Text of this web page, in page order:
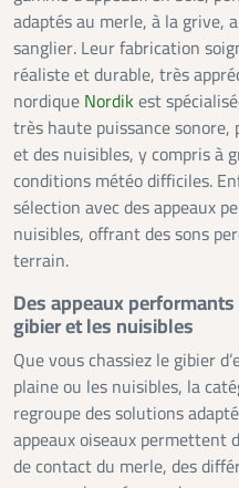
adaptés au merle, à la grive,
sanglier. Leur fabrication
réaliste et durable, très
nordique Nordikest
très haute puissance
et des nuisibles, y compris à
conditions météo difficiles.
sélection avec des appeaux
nuisibles, offrant des sons
terrain.
Des appeaux
gibier et les nuisibles
Que vous chassiez le gibier
plaine ou les nuisibles, la
regroupe des solutions
appeaux oiseaux permettent
de contact du merle, des